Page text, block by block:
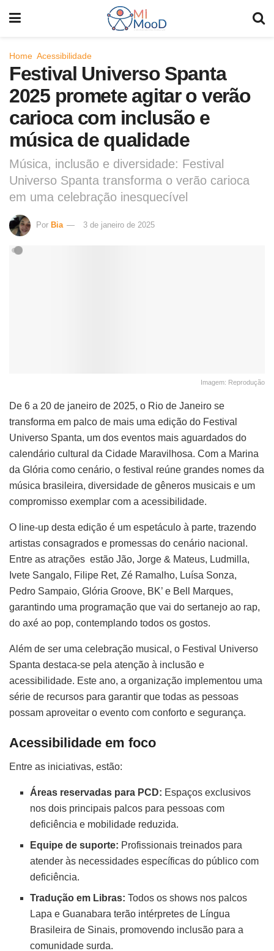
Home Acessibilidade
Festival Universo Spanta
2025 promete agitar o verão
carioca com inclusão e
música de qualidade
Música, inclusão e diversidade: Festival
Universo Spanta transforma o verão carioca
em uma celebração inesquecível
Por Bia 3 de janeiro de 2025
Imagem: Reprodução
De 6 a 20 de janeiro de 2025, o Rio de Janeiro se
transforma em palco de mais uma edição do Festival
Universo Spanta, um dos eventos mais aguardados do
calendário cultural da Cidade Maravilhosa. Com a Marina
da Glória como cenário, o festival reúne grandes nomes da
música brasileira, diversidade de gêneros musicais e um
compromisso exemplar com a acessibilidade.
O line-up desta edição é um espetáculo à parte, trazendo
artistas consagrados e promessas do cenário nacional.
Entre as atrações estão Jão, Jorge & Mateus, Ludmilla,
Ivete Sangalo, Filipe Ret, Zé Ramalho, Luísa Sonza,
Pedro Sampaio, Glória Groove, BK’ e Bell Marques,
garantindo uma programação que vai do sertanejo ao rap,
do axé ao pop, contemplando todos os gostos.
Além de ser uma celebração musical, o Festival Universo
Spanta destaca-se pela atenção à inclusão e
acessibilidade. Este ano, a organização implementou uma
série de recursos para garantir que todas as pessoas
possam aproveitar o evento com conforto e segurança.
Acessibilidade em foco
Entre as iniciativas, estão:
Áreas reservadas para PCD: Espaços exclusivos
nos dois principais palcos para pessoas com
deficiência e mobilidade reduzida.
Equipe de suporte: Profissionais treinados para
atender às necessidades específicas do público com
deficiência.
Tradução em Libras: Todos os shows nos palcos
Lapa e Guanabara terão intérpretes de Língua
Brasileira de Sinais, promovendo inclusão para a
comunidade surda.